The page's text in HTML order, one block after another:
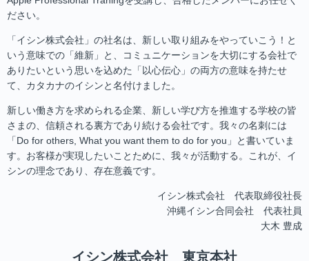
ださい。
「イシン株式会社」の社名は、新しい取り組みをやっていこう！と
いう意味での「維新」と、コミュニケーションを大切にする会社で
ありたいという思いを込めた「以心伝心」の両方の意味を持たせ
て、カタカナのイシンと名付けました。
新しい働き方を求められる企業、新しい学び方を推進する学校の皆
さまの、信頼される裏方であり続ける会社です。我々の名刺には
「Do for others, What you want them to do for you」と書いていま
す。お客様が実現したいことために、我々が活動する。これが、イ
シンの理念であり、存在意義です。
イシン株式会社 代表取締役社長
沖縄イシン合同会社 代表社員
大木 豊成
イシン株式会社 東京本社